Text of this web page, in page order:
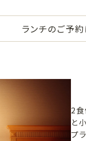
ランチのご予
2食
と
プ